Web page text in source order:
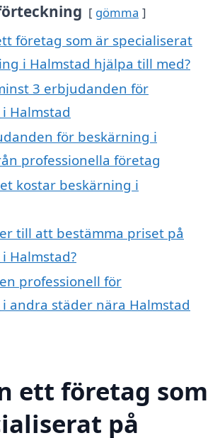
gömma
företag som är specialiserat
i Halmstad hjälpa till med?
3 erbjudanden för
Halmstad
för beskärning i
professionella företag
kostar beskärning i
till att bestämma priset på
Halmstad?
professionell för
andra städer nära Halmstad
ett företag som
på